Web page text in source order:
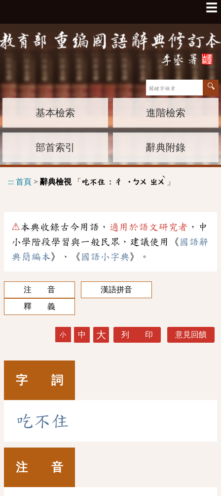
☰
基本檢索 進階檢索
部首索引 辭典附錄
::: 首頁 > 辭典檢視「 吃不住 : ㄔ ˙ㄅㄨ ㄓㄨ
ˋ
」
⚠本典收錄古今用語， 適用於語文研究者 ，中
小學階段學習與一般民眾，建議使用《 國語辭
典簡編本》、《 國語小字典》。
注 音
漢語拼音
釋 義
小 中 大 列 印 意見回饋
字 詞
吃不住
注 音